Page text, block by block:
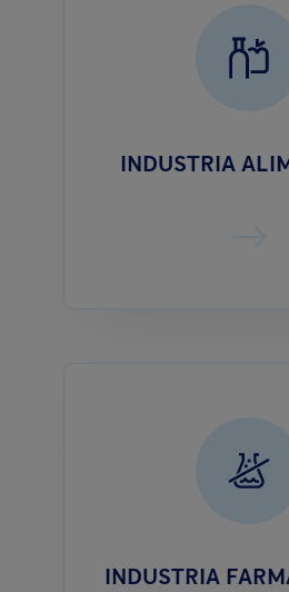
INDUSTRIA
INDUSTRIA